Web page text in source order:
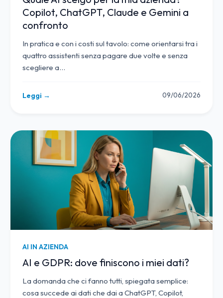
Copilot, ChatGPT, Claude e Gemini a
confronto
In pratica e con i costi sul tavolo: come orientarsi tra i
quattro assistenti senza pagare due volte e senza
scegliere a…
Leggi → 09/06/2026
AI IN AZIENDA
AI e GDPR: dove finiscono i miei dati?
La domanda che ci fanno tutti, spiegata semplice:
cosa succede ai dati che dai a ChatGPT, Copilot,